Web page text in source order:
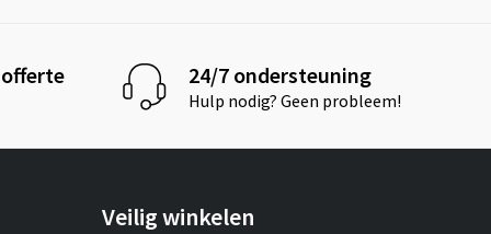
offerte 24/7 ondersteuning
Hulp nodig? Geen probleem!
Veilig winkelen